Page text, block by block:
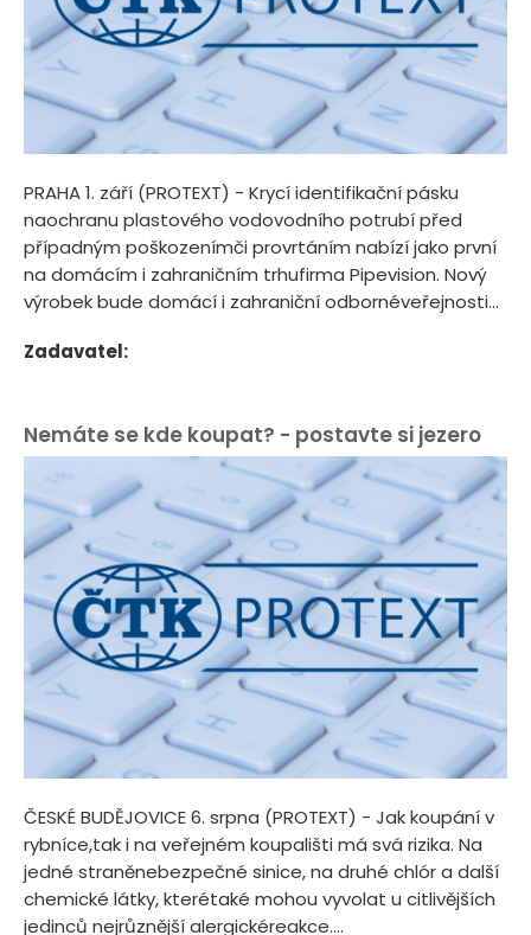
PRAHA 1. září (PROTEXT) - Krycí identifikační pásku
naochranu plastového vodovodního potrubí před
případným poškozenímči provrtáním nabízí jako první
na domácím i zahraničním trhufirma Pipevision. Nový
výrobek bude domácí i zahraniční odbornéveřejnosti...
Zadavatel:
Nemáte se kde koupat? - postavte si jezero
ČESKÉ BUDĚJOVICE 6. srpna (PROTEXT) - Jak koupání v
rybníce,tak i na veřejném koupališti má svá rizika. Na
jedné straněnebezpečné sinice, na druhé chlór a další
chemické látky, kterétaké mohou vyvolat u citlivějších
jedinců nejrůznější alergickéreakce....